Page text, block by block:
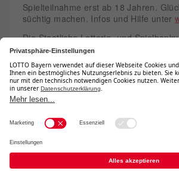
Spielteilnahme erst ab 18 Jahren.
süchtig machen. Infos und Hilfe unter
Die Staatliche Lotterie- und
verfügt über eine Erlaubnis der
Glücksspielaufsichtsbehörde und
Aufsicht.
Teilnahmebedingungen